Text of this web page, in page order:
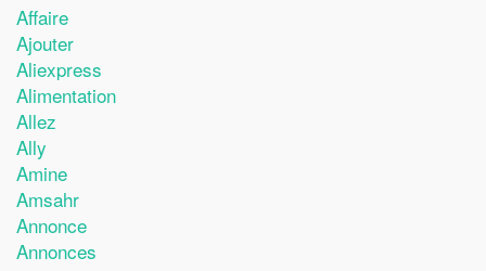
Affaire
Ajouter
Aliexpress
Alimentation
Allez
Ally
Amine
Amsahr
Annonce
Annonces